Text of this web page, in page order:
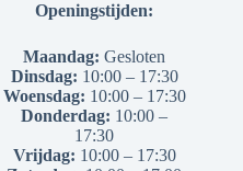
Openingstijden:
Maandag: Gesloten
Dinsdag: 10:00 – 17:30
Woensdag: 10:00 – 17:30
Donderdag: 10:00 –
17:30
Vrijdag: 10:00 – 17:30